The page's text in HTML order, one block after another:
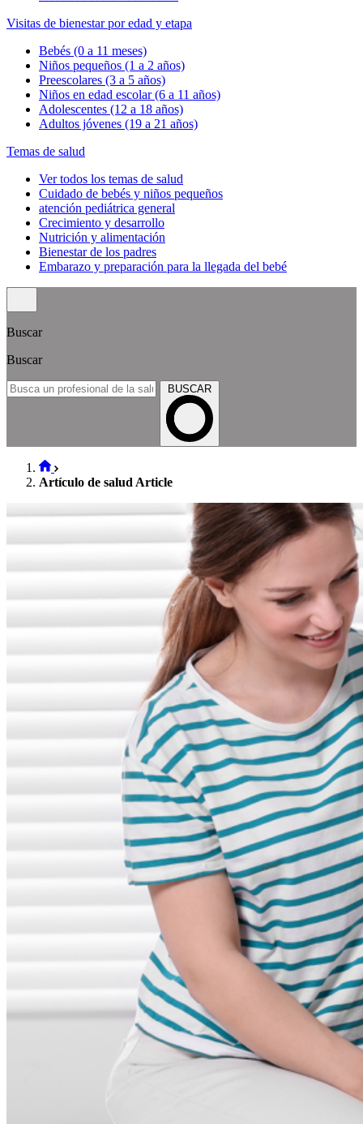
Visitas de bienestar por edad y etapa
Bebés (0 a 11 meses)
Niños pequeños (1 a 2 años)
Preescolares (3 a 5 años)
Niños en edad escolar (6 a 11 años)
Adolescentes (12 a 18 años)
Adultos jóvenes (19 a 21 años)
Temas de salud
Ver todos los temas de salud
Cuidado de bebés y niños pequeños
atención pediátrica general
Crecimiento y desarrollo
Nutrición y alimentación
Bienestar de los padres
Embarazo y preparación para la llegada del bebé
Buscar
Buscar
BUSCAR
Artículo de salud Article